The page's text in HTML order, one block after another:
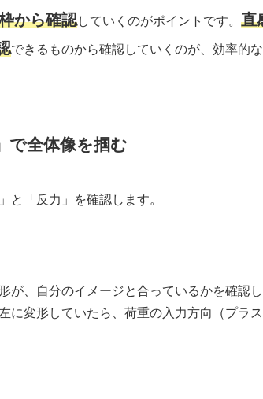
から確認していくのがポイントです。 直
できるものから確認していくのが、効率的
で全体像を掴む
と「反力」を確認します。
が、自分のイメージと合っているかを確認
に変形していたら、荷重の入力方向（プラ